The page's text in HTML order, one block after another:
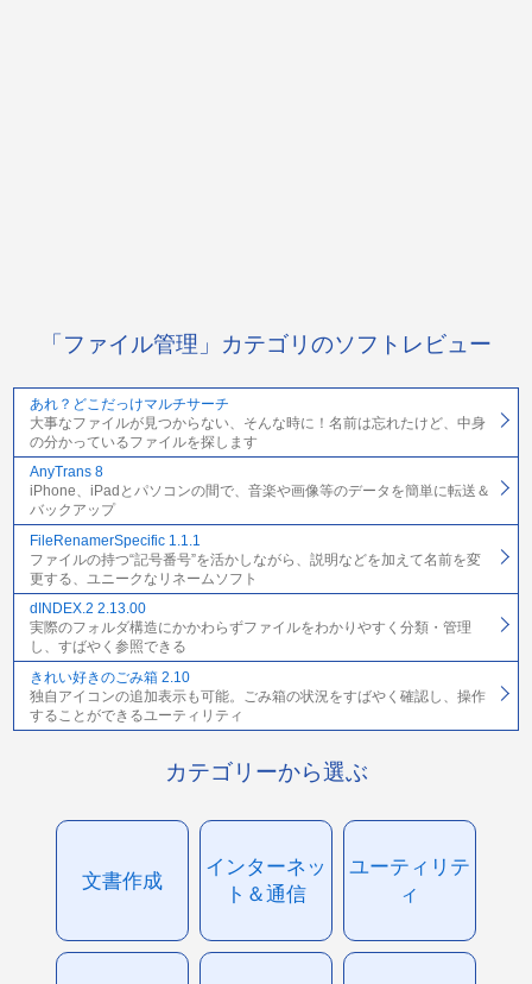
「ファイル管理」カテゴリのソフトレビュー
あれ？どこだっけマルチサーチ
大事なファイルが見つからない、そんな時に！名前は忘れたけど、中身
の分かっているファイルを探します
AnyTrans 8
iPhone、iPadとパソコンの間で、音楽や画像等のデータを簡単に転送＆
バックアップ
FileRenamerSpecific 1.1.1
ファイルの持つ“記号番号”を活かしながら、説明などを加えて名前を変
更する、ユニークなリネームソフト
dINDEX.2 2.13.00
実際のフォルダ構造にかかわらずファイルをわかりやすく分類・管理
し、すばやく参照できる
きれい好きのごみ箱 2.10
独自アイコンの追加表示も可能。ごみ箱の状況をすばやく確認し、操作
することができるユーティリティ
カテゴリーから選ぶ
文書作成
インターネッ
ト＆通信
ユーティリテ
ィ